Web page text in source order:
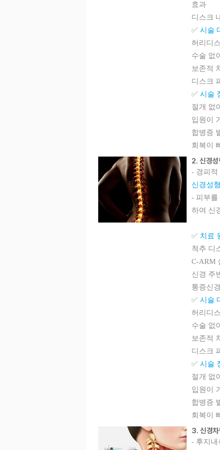
효과
디스크
✅ 시술
허리디
수술 없
보존적
디스크
✅ 시술
절개 없
입원이
합병증
회복이
2. 신경
- 경피적
신경성
- 피부를
하여 신
✅ 치료
척추 디
C-ARM
신경 주
통증신
✅ 시술
허리디
수술 없
보존적
디스크
✅ 시술
절개 없
입원이
합병증
회복이
3. 신경
- 후지내